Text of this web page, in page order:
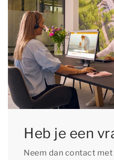
Heb je een
Neem dan contact